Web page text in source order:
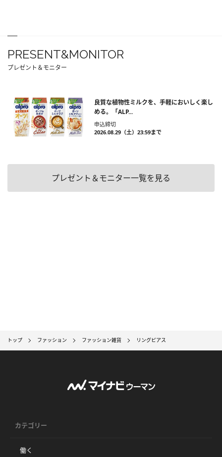
PRESENT&MONITOR
プレゼント＆モニター
良質な植物性ミルクを、手軽においしく楽し
める。「ALP...
申込締切
2026.08.29（土）23:59まで
プレゼント＆モニター一覧を見る
トップ ファッション ファッション雑貨 リングピアス
カテゴリー
働く